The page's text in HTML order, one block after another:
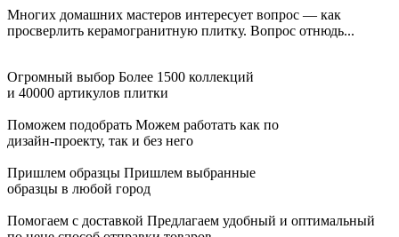
Многих домашних мастеров интересует вопрос — как
просверлить керамогранитную плитку. Вопрос отнюдь...
Огромный выбор Более 1500 коллекций
и 40000 артикулов плитки
Поможем подобрать Можем работать как по
дизайн-проекту, так и без него
Пришлем образцы Пришлем выбранные
образцы в любой город
Помогаем с доставкой Предлагаем удобный и оптимальный